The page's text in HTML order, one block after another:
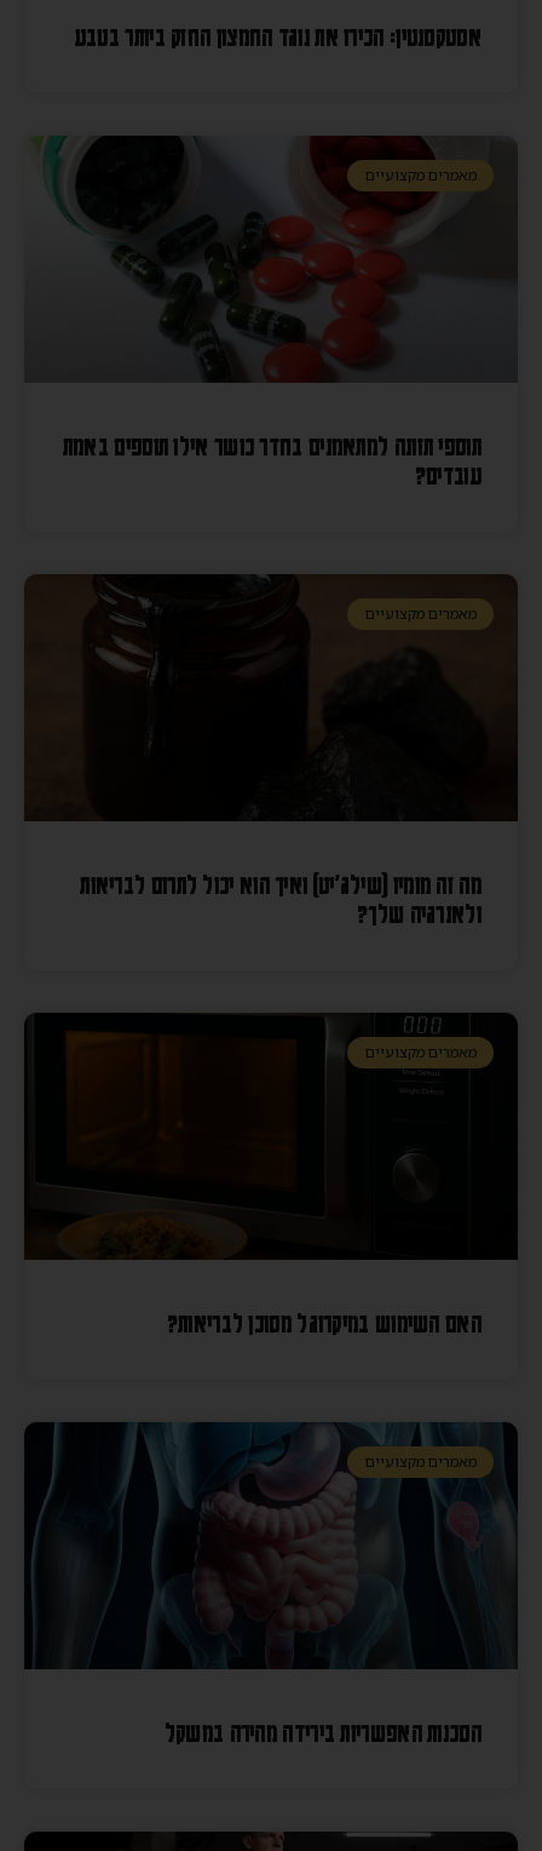
אסטקסנטין: הכירו את נוגד החמצון החזק ביותר בטבע
מאמרים מקצועיים
תוספי תזונה למתאמנים בחדר כושר אילו תוספים באמת
עובדים?
מאמרים מקצועיים
מה זה מומיו (שילג׳יט) ואיך הוא יכול לתרום לבריאות
ולאנרגיה שלך?
מאמרים מקצועיים
האם השימוש במיקרוגל מסוכן לבריאות?
מאמרים מקצועיים
הסכנות האפשריות בירידה מהירה במשקל